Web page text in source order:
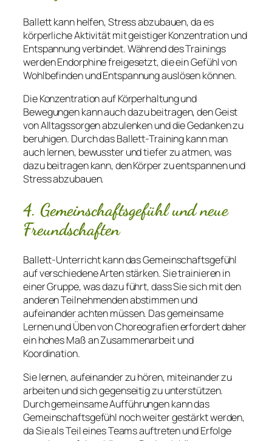
Ballett kann helfen, Stress abzubauen, da es
körperliche Aktivität mit geistiger Konzentration und
Entspannung verbindet. Während des Trainings
werden Endorphine freigesetzt, die ein Gefühl von
Wohlbefinden und Entspannung auslösen können.
Die Konzentration auf Körperhaltung und
Bewegungen kann auch dazu beitragen, den Geist
von Alltagssorgen abzulenken und die Gedanken zu
beruhigen. Durch das Ballett-Training kann man
auch lernen, bewusster und tiefer zu atmen, was
dazu beitragen kann, den Körper zu entspannen und
Stress abzubauen.
4. Gemeinschaftsgefühl und neue
Freundschaften
Ballett-Unterricht kann das Gemeinschaftsgefühl
auf verschiedene Arten stärken. Sie trainieren in
einer Gruppe, was dazu führt, dass Sie sich mit den
anderen Teilnehmenden abstimmen und
aufeinander achten müssen. Das gemeinsame
Lernen und Üben von Choreografien erfordert daher
ein hohes Maß an Zusammenarbeit und
Koordination.
Sie lernen, aufeinander zu hören, miteinander zu
arbeiten und sich gegenseitig zu unterstützen.
Durch gemeinsame Aufführungen kann das
Gemeinschaftsgefühl noch weiter gestärkt werden,
da Sie als Teil eines Teams auftreten und Erfolge